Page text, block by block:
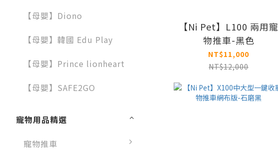
【母嬰】Diono
【母嬰】韓國 Edu Play
【母嬰】Prince lionheart
【母嬰】SAFE2GO
寵物用品精選
寵物推車
【Ni Pet】L100 兩用寵
物推車-黑色
NT$11,000
NT$12,000